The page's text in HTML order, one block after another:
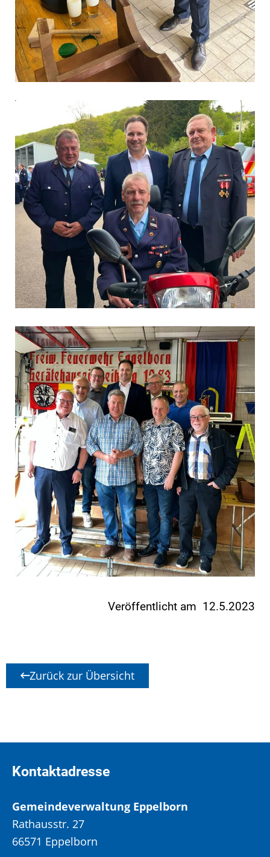
Veröffentlicht am 12.5.2023
Zurück zur Übersicht
Kontaktadresse
Gemeindeverwaltung Eppelborn
Rathausstr. 27
66571 Eppelborn